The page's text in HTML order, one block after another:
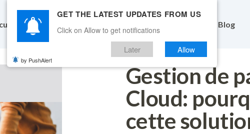
Fonctionnalités Blog
Gestion de
Cloud:
cette
GET THE LATEST UPDATES FROM US
Click on Allow to get notifications
Later Allow
by PushAlert